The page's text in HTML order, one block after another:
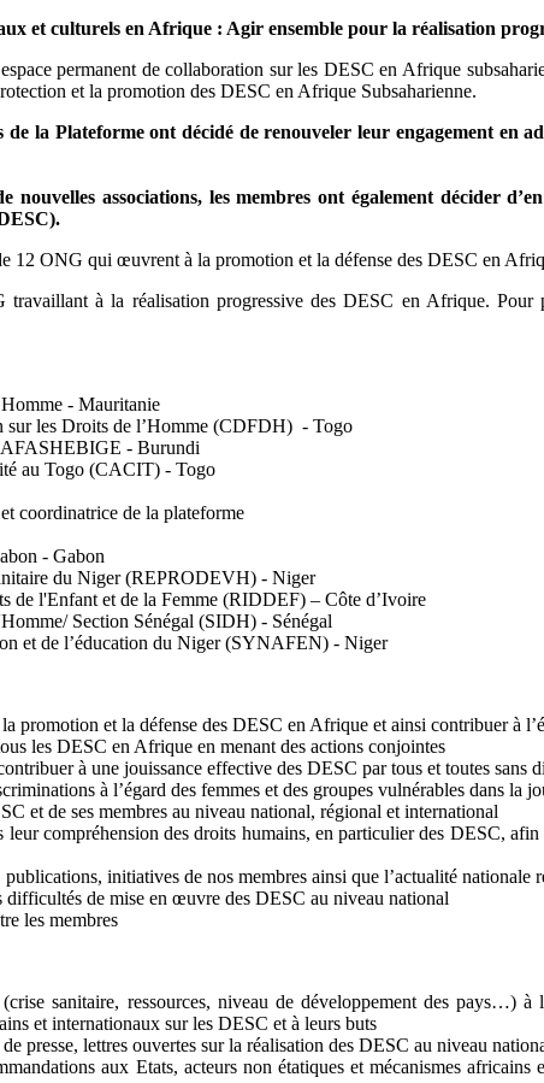
et culturels en Afrique : Agir ensemble pour la réalisation
permanent de collaboration sur les DESC en Afrique
et la promotion des DESC en Afrique Subsaharienne.
la Plateforme ont décidé de renouveler leur engagement en
associations, les membres ont également décider
12 ONG qui œuvrent à la promotion et la défense des DESC en
à la réalisation progressive des DESC en Afrique.
- Mauritanie
sur les Droits de l’Homme (CDFDH) - Togo
- Burundi
au Togo (CACIT) - Togo
coordinatrice de la plateforme
- Gabon
du Niger (REPRODEVH) - Niger
de l'Enfant et de la Femme (RIDDEF) – Côte d’Ivoire
Section Sénégal (SIDH) - Sénégal
et de l’éducation du Niger (SYNAFEN) - Niger
promotion et la défense des DESC en Afrique et ainsi contribuer à
les DESC en Afrique en menant des actions conjointes
à une jouissance effective des DESC par tous et toutes sans
à l’égard des femmes et des groupes vulnérables dans la
et de ses membres au niveau national, régional et international
leur compréhension des droits humains, en particulier des DESC,
initiatives de nos membres ainsi que l’actualité nationale
difficultés de mise en œuvre des DESC au niveau national
les membres
sanitaire, ressources, niveau de développement des
et internationaux sur les DESC et à leurs buts
presse, lettres ouvertes sur la réalisation des DESC au niveau
aux Etats, acteurs non étatiques et mécanismes